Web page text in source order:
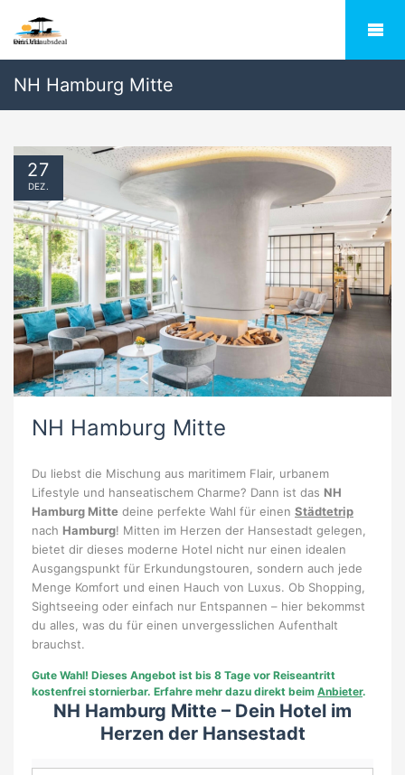
NH Hamburg Mitte
NH Hamburg Mitte
Du liebst die Mischung aus maritimem Flair, urbanem
Lifestyle und hanseatischem Charme? Dann ist das NH
Hamburg Mitte deine perfekte Wahl für einen Städtetrip
nach Hamburg! Mitten im Herzen der Hansestadt gelegen,
bietet dir dieses moderne Hotel nicht nur einen idealen
Ausgangspunkt für Erkundungstouren, sondern auch jede
Menge Komfort und einen Hauch von Luxus. Ob Shopping,
Sightseeing oder einfach nur Entspannen – hier bekommst
du alles, was du für einen unvergesslichen Aufenthalt
brauchst.
Gute Wahl! Dieses Angebot ist bis 8 Tage vor Reiseantritt
kostenfrei stornierbar. Erfahre mehr dazu direkt beim Anbieter.
NH Hamburg Mitte – Dein Hotel im
Herzen der Hansestadt
27
DEZ.